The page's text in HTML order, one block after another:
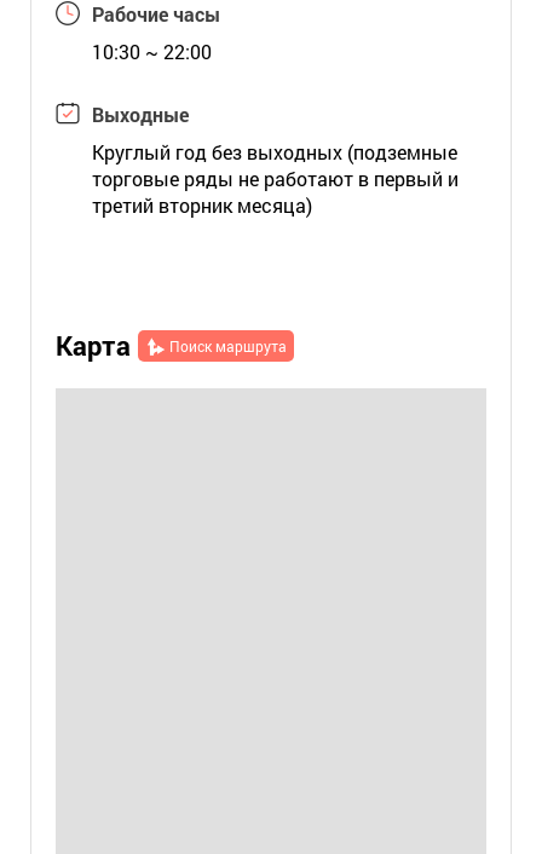
Рабочие часы
10:30 ~ 22:00
Выходные
Круглый год без выходных (подземные
торговые ряды не работают в первый и
третий вторник месяца)
Карта Поиск маршрута